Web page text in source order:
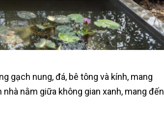
gạch nung, đá, bê tông và kính, mang
nằm giữa không gian xanh, mang đến